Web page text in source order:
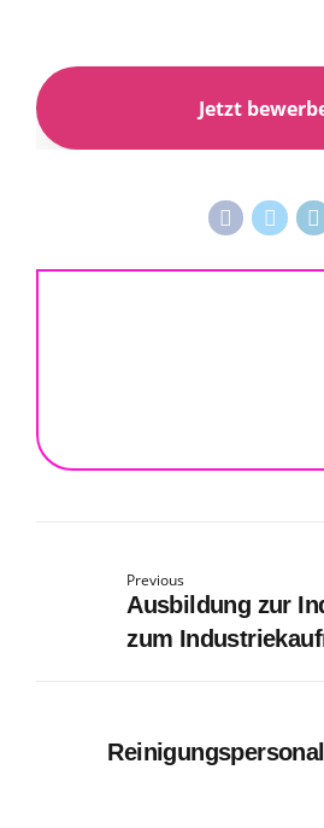
Previous
Ausbildung zur
zum